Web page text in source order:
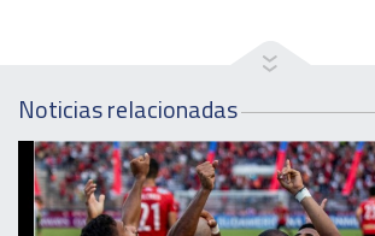
Noticias relacionadas